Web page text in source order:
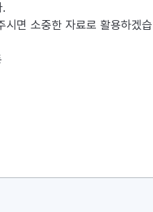
시면 소중한 자료로 활용하겠